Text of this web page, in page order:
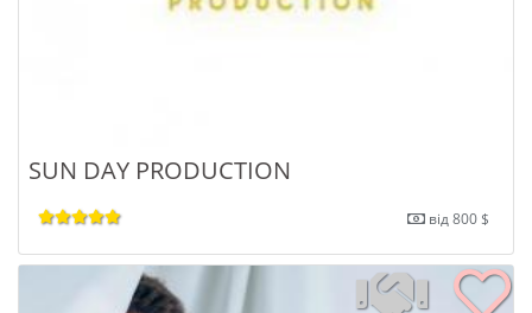
SUN DAY PRODUCTION
від 800 $